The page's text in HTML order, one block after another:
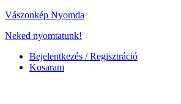
Vászonkép Nyomda
Neked nyomtatunk!
Bejelentkezés / Regisztráció
Kosaram